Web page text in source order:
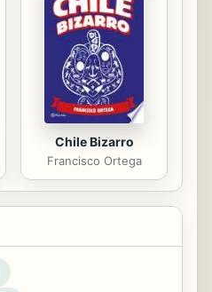
Chile Bizarro
Francisco Ortega